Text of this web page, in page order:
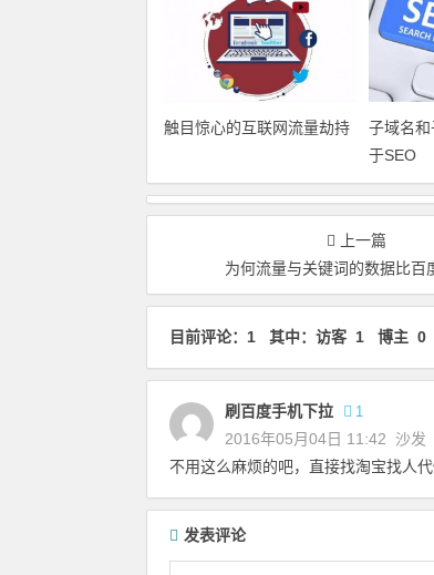
触目惊心的互联网流量劫持
子域名和
于SEO
上一篇
为何流量与关键词的数据比百
目前评论：1 其中：访客 1 博主 0
刷百度手机下拉 1
2016年05月04日 11:42
沙发
不用这么麻烦的吧，直接找淘宝找人
发表评论